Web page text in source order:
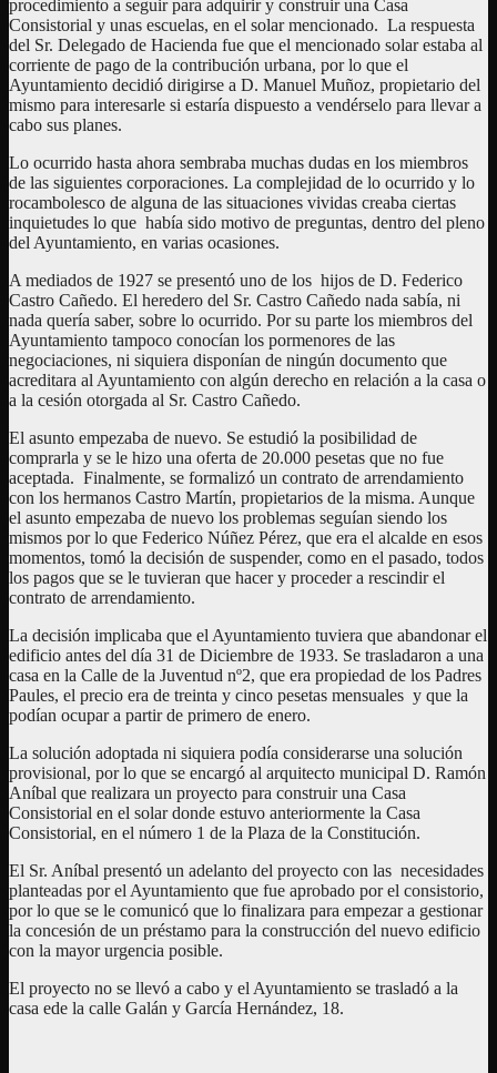
procedimiento a seguir para adquirir y construir una Casa
Consistorial y unas escuelas, en el solar mencionado. La respuesta
del Sr. Delegado de Hacienda fue que el mencionado solar estaba al
corriente de pago de la contribución urbana, por lo que el
Ayuntamiento decidió dirigirse a D. Manuel Muñoz, propietario del
mismo para interesarle si estaría dispuesto a vendérselo para llevar a
cabo sus planes.
Lo ocurrido hasta ahora sembraba muchas dudas en los miembros
de las siguientes corporaciones. La complejidad de lo ocurrido y lo
rocambolesco de alguna de las situaciones vividas creaba ciertas
inquietudes lo que había sido motivo de preguntas, dentro del pleno
del Ayuntamiento, en varias ocasiones.
A mediados de 1927 se presentó uno de los hijos de D. Federico
Castro Cañedo. El heredero del Sr. Castro Cañedo nada sabía, ni
nada quería saber, sobre lo ocurrido. Por su parte los miembros del
Ayuntamiento tampoco conocían los pormenores de las
negociaciones, ni siquiera disponían de ningún documento que
acreditara al Ayuntamiento con algún derecho en relación a la casa o
a la cesión otorgada al Sr. Castro Cañedo.
El asunto empezaba de nuevo. Se estudió la posibilidad de
comprarla y se le hizo una oferta de 20.000 pesetas que no fue
aceptada. Finalmente, se formalizó un contrato de arrendamiento
con los hermanos Castro Martín, propietarios de la misma. Aunque
el asunto empezaba de nuevo los problemas seguían siendo los
mismos por lo que Federico Núñez Pérez, que era el alcalde en esos
momentos, tomó la decisión de suspender, como en el pasado, todos
los pagos que se le tuvieran que hacer y proceder a rescindir el
contrato de arrendamiento.
La decisión implicaba que el Ayuntamiento tuviera que abandonar el
edificio antes del día 31 de Diciembre de 1933. Se trasladaron a una
casa en la Calle de la Juventud nº2, que era propiedad de los Padres
Paules, el precio era de treinta y cinco pesetas mensuales y que la
podían ocupar a partir de primero de enero.
La solución adoptada ni siquiera podía considerarse una solución
provisional, por lo que se encargó al arquitecto municipal D. Ramón
Aníbal que realizara un proyecto para construir una Casa
Consistorial en el solar donde estuvo anteriormente la Casa
Consistorial, en el número 1 de la Plaza de la Constitución.
El Sr. Aníbal presentó un adelanto del proyecto con las necesidades
planteadas por el Ayuntamiento que fue aprobado por el consistorio,
por lo que se le comunicó que lo finalizara para empezar a gestionar
la concesión de un préstamo para la construcción del nuevo edificio
con la mayor urgencia posible.
El proyecto no se llevó a cabo y el Ayuntamiento se trasladó a la
casa ede la calle Galán y García Hernández, 18.